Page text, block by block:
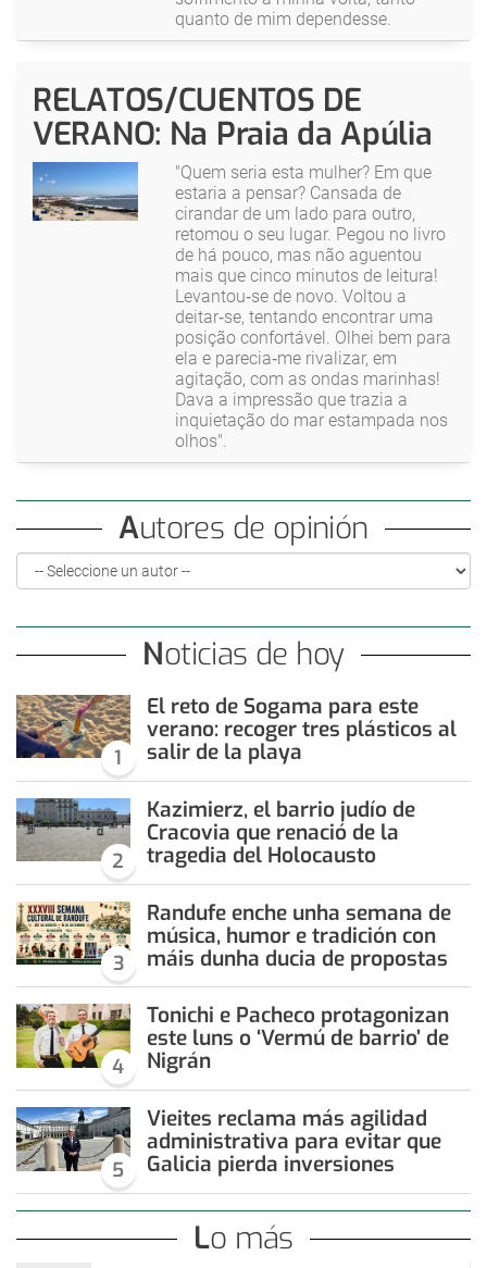
quanto de mim dependesse.
RELATOS/CUENTOS DE
VERANO: Na Praia da Apúlia
"Quem seria esta mulher? Em que
estaria a pensar? Cansada de
cirandar de um lado para outro,
retomou o seu lugar. Pegou no livro
de há pouco, mas não aguentou
mais que cinco minutos de leitura!
Levantou‑se de novo. Voltou a
deitar‑se, tentando encontrar uma
posição confortável. Olhei bem para
ela e parecia‑me rivalizar, em
agitação, com as ondas marinhas!
Dava a impressão que trazia a
inquietação do mar estampada nos
olhos".
Autores de opinión
Noticias de hoy
1
El reto de Sogama para este
verano: recoger tres plásticos al
salir de la playa
2
Kazimierz, el barrio judío de
Cracovia que renació de la
tragedia del Holocausto
3
Randufe enche unha semana de
música, humor e tradición con
máis dunha ducia de propostas
4
Tonichi e Pacheco protagonizan
este luns o ‘Vermú de barrio’ de
Nigrán
5
Vieites reclama más agilidad
administrativa para evitar que
Galicia pierda inversiones
Lo más